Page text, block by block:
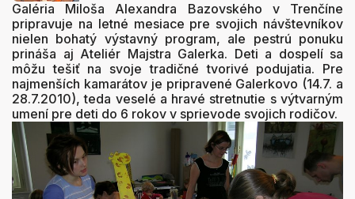
Galéria Miloša Alexandra Bazovského v Trenčíne
pripravuje na letné mesiace pre svojich návštevníkov
nielen bohatý výstavný program, ale pestrú ponuku
prináša aj Ateliér Majstra Galerka. Deti a dospelí sa
môžu tešiť na svoje tradičné tvorivé podujatia. Pre
najmenších kamarátov je pripravené Galerkovo (14.7. a
28.7.2010), teda veselé a hravé stretnutie s výtvarným
umení pre deti do 6 rokov v sprievode svojich rodičov.